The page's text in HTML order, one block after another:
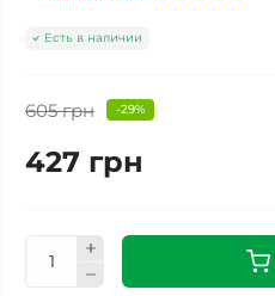
Есть в наличии
605 грн -29%
427 грн